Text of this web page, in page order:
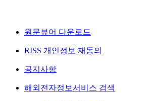
원문뷰어 다운로드
RISS 개인정보 재동의
공지사항
해외전자정보서비스 검색